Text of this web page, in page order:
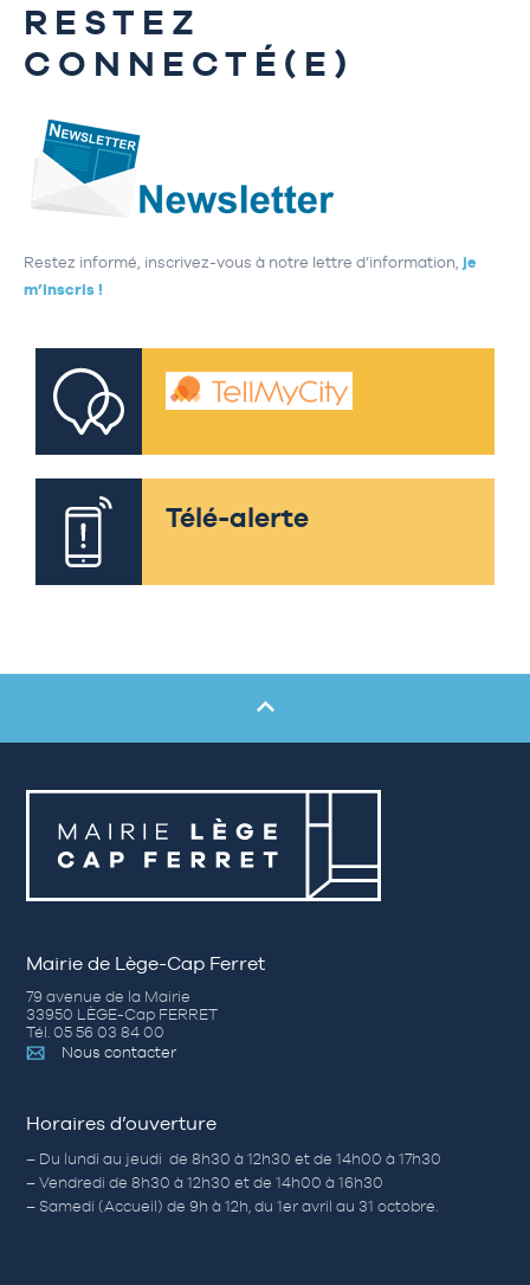
RESTEZ
CONNECTÉ(E)
Restez informé, inscrivez-vous à notre lettre d’information, je
m’inscris !
Télé-alerte
Mairie de Lège-Cap Ferret
79 avenue de la Mairie
33950 LÈGE-Cap FERRET
Tél. 05 56 03 84 00
Nous contacter
Horaires d’ouverture
– Du lundi au jeudi de 8h30 à 12h30 et de 14h00 à 17h30
– Vendredi de 8h30 à 12h30 et de 14h00 à 16h30
– Samedi (Accueil) de 9h à 12h, du 1er avril au 31 octobre.